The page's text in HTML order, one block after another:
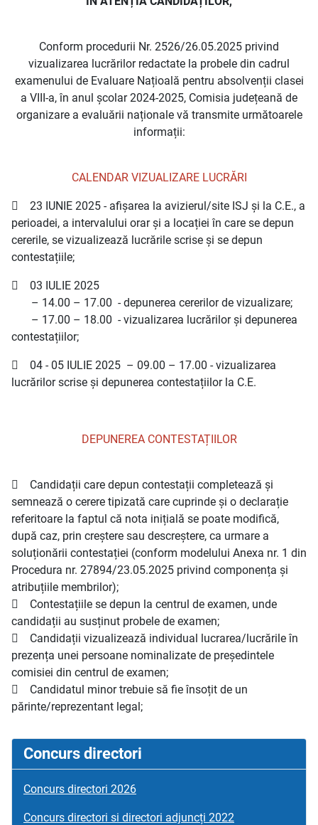
Conform procedurii Nr. 2526/26.05.2025 privind
vizualizarea lucrărilor redactate la probele din cadrul
examenului de Evaluare Națioală pentru absolvenții clasei
a VIII-a, în anul școlar 2024-2025, Comisia județeană de
organizare a evaluării naționale vă transmite următoarele
informații:
CALENDAR VIZUALIZARE LUCRĂRI
 23 IUNIE 2025 - afișarea la avizierul/site ISJ și la C.E., a
perioadei, a intervalului orar și a locației în care se depun
cererile, se vizualizează lucrările scrise și se depun
contestațiile;
 03 IULIE 2025
– 14.00 – 17.00 - depunerea cererilor de vizualizare;
– 17.00 – 18.00 - vizualizarea lucrărilor și depunerea
contestațiilor;
 04 - 05 IULIE 2025 – 09.00 – 17.00 - vizualizarea
lucrărilor scrise și depunerea contestațiilor la C.E.
DEPUNEREA CONTESTAȚIILOR
 Candidații care depun contestații completează și
semnează o cerere tipizată care cuprinde și o declarație
referitoare la faptul că nota inițială se poate modifică,
după caz, prin creștere sau descreștere, ca urmare a
soluționării contestației (conform modelului Anexa nr. 1 din
Procedura nr. 27894/23.05.2025 privind componența și
atribuțiile membrilor);
 Contestațiile se depun la centrul de examen, unde
candidații au susținut probele de examen;
 Candidații vizualizează individual lucrarea/lucrările în
prezența unei persoane nominalizate de președintele
comisiei din centrul de examen;
 Candidatul minor trebuie să fie însoțit de un
părinte/reprezentant legal;
Concurs directori
Concurs directori 2026
Concurs directori si directori adjuncți 2022